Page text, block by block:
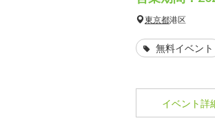
東京都港区
無料イベント
イベント詳